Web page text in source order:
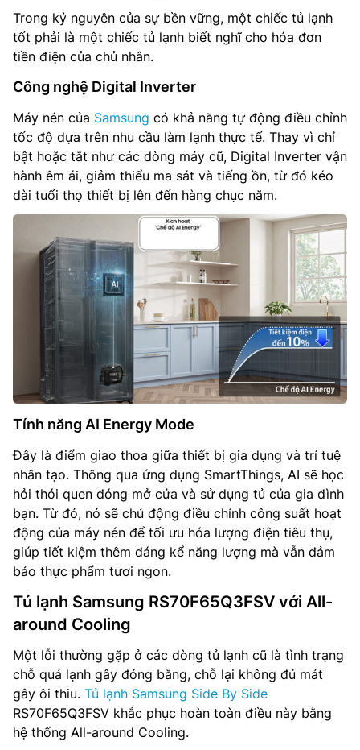
Trong kỷ nguyên của sự bền vững, một chiếc tủ lạnh
tốt phải là một chiếc tủ lạnh biết nghĩ cho hóa đơn
tiền điện của chủ nhân.
Công nghệ Digital Inverter
Máy nén của Samsung có khả năng tự động điều chỉnh
tốc độ dựa trên nhu cầu làm lạnh thực tế. Thay vì chỉ
bật hoặc tắt như các dòng máy cũ, Digital Inverter vận
hành êm ái, giảm thiểu ma sát và tiếng ồn, từ đó kéo
dài tuổi thọ thiết bị lên đến hàng chục năm.
Tính năng AI Energy Mode
Đây là điểm giao thoa giữa thiết bị gia dụng và trí tuệ
nhân tạo. Thông qua ứng dụng SmartThings, AI sẽ học
hỏi thói quen đóng mở cửa và sử dụng tủ của gia đình
bạn. Từ đó, nó sẽ chủ động điều chỉnh công suất hoạt
động của máy nén để tối ưu hóa lượng điện tiêu thụ,
giúp tiết kiệm thêm đáng kể năng lượng mà vẫn đảm
bảo thực phẩm tươi ngon.
Tủ lạnh Samsung RS70F65Q3FSV với All-
around Cooling
Một lỗi thường gặp ở các dòng tủ lạnh cũ là tình trạng
chỗ quá lạnh gây đóng băng, chỗ lại không đủ mát
gây ôi thiu. Tủ lạnh Samsung Side By Side
RS70F65Q3FSV khắc phục hoàn toàn điều này bằng
hệ thống All-around Cooling.